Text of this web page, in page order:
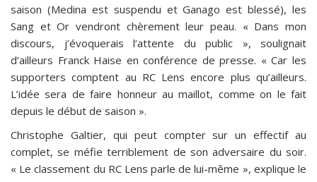
saison (Medina est suspendu et Ganago est blessé), les
Sang et Or vendront chèrement leur peau. « Dans mon
discours, j’évoquerais l’attente du public », soulignait
d’ailleurs Franck Haise en conférence de presse. « Car les
supporters comptent au RC Lens encore plus qu’ailleurs.
L’idée sera de faire honneur au maillot, comme on le fait
depuis le début de saison ».
Christophe Galtier, qui peut compter sur un effectif au
complet, se méfie terriblement de son adversaire du soir.
« Le classement du RC Lens parle de lui-même », explique le